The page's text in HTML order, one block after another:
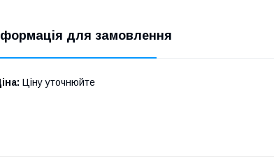
для замовлення
Ціну уточнюйте